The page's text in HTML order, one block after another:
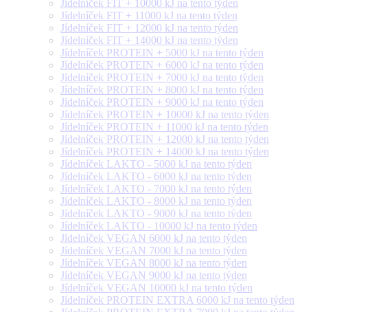
Jídelníček FIT + 10000 kJ na tento týden
Jídelníček FIT + 11000 kJ na tento týden
Jídelníček FIT + 12000 kJ na tento týden
Jídelníček FIT + 14000 kJ na tento týden
Jídelníček PROTEIN + 5000 kJ na tento týden
Jídelníček PROTEIN + 6000 kJ na tento týden
Jídelníček PROTEIN + 7000 kJ na tento týden
Jídelníček PROTEIN + 8000 kJ na tento týden
Jídelníček PROTEIN + 9000 kJ na tento týden
Jídelníček PROTEIN + 10000 kJ na tento týden
Jídelníček PROTEIN + 11000 kJ na tento týden
Jídelníček PROTEIN + 12000 kJ na tento týden
Jídelníček PROTEIN + 14000 kJ na tento týden
Jídelníček LAKTO - 5000 kJ na tento týden
Jídelníček LAKTO - 6000 kJ na tento týden
Jídelníček LAKTO - 7000 kJ na tento týden
Jídelníček LAKTO - 8000 kJ na tento týden
Jídelníček LAKTO - 9000 kJ na tento týden
Jídelníček LAKTO - 10000 kJ na tento týden
Jídelníček VEGAN 6000 kJ na tento týden
Jídelníček VEGAN 7000 kJ na tento týden
Jídelníček VEGAN 8000 kJ na tento týden
Jídelníček VEGAN 9000 kJ na tento týden
Jídelníček VEGAN 10000 kJ na tento týden
Jídelníček PROTEIN EXTRA 6000 kJ na tento týden